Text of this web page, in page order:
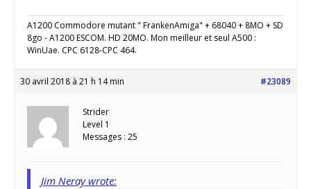
A1200 Commodore mutant " FrankenAmiga" + 68040 + 8MO + SD
8go - A1200 ESCOM. HD 20MO. Mon meilleur et seul A500 :
WinUae. CPC 6128-CPC 464.
30 avril 2018 à 21 h 14 min #23089
Strider
Level 1
Messages : 25
Jim Neray wrote: